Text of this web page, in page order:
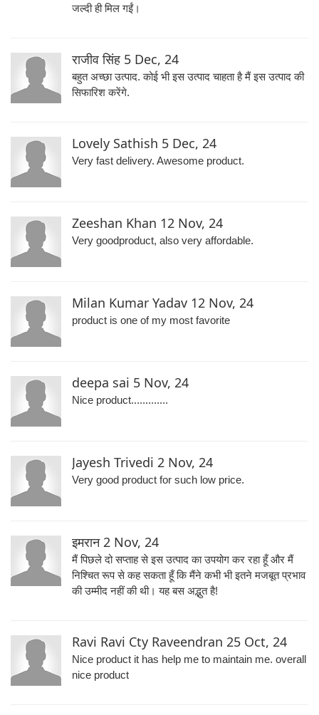
जल्दी ही मिल गईं।
राजीव सिंह 5 Dec, 24
बहुत अच्छा उत्पाद. कोई भी इस उत्पाद चाहता है मैं इस उत्पाद की
सिफारिश करेंगे.
Lovely Sathish 5 Dec, 24
Very fast delivery. Awesome product.
Zeeshan Khan 12 Nov, 24
Very goodproduct, also very affordable.
Milan Kumar Yadav 12 Nov, 24
product is one of my most favorite
deepa sai 5 Nov, 24
Nice product.............
Jayesh Trivedi 2 Nov, 24
Very good product for such low price.
इमरान2 Nov, 24
मैं पिछले दो सप्ताह से इस उत्पाद का उपयोग कर रहा हूँ और मैं
निश्चित रूप से कह सकता हूँ कि मैंने कभी भी इतने मजबूत प्रभाव
की उम्मीद नहीं की थी। यह बस अद्भुत है!
Ravi Ravi Cty Raveendran 25 Oct, 24
Nice product it has help me to maintain me. overall
nice product